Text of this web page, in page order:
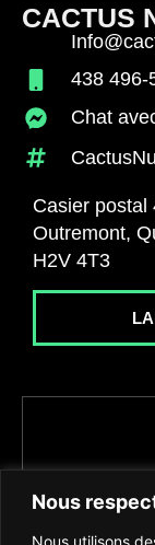
Nous
Nous utilisons
CACTUS
438 496-
Chat
Casier postal
Outremont,
H2V 4T3
Recevez